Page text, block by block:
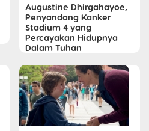
Augustine Dhirgahayoe,
Penyandang Kanker
Stadium 4 yang
Percayakan Hidupnya
Dalam Tuhan